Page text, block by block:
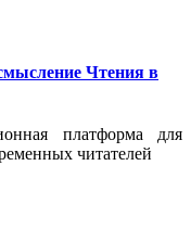
Чтения в
платформа для
читателей